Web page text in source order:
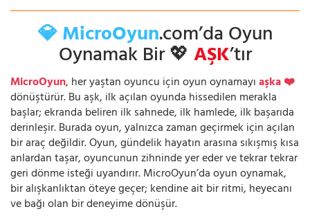
💎 MicroOyun.com’da Oyun
Oynamak Bir 💖AŞK’tır
MicroOyun, her yaştan oyuncu için oyun oynamayıaşka ❤️
dönüştürür. Bu aşk, ilk açılan oyunda hissedilen merakla
başlar; ekranda beliren ilk sahnede, ilk hamlede, ilk başarıda
derinleşir. Burada oyun, yalnızca zaman geçirmek için açılan
bir araç değildir. Oyun, gündelik hayatın arasına sıkışmış kısa
anlardan taşar, oyuncunun zihninde yer eder ve tekrar tekrar
geri dönme isteği uyandırır. MicroOyun’da oyun oynamak,
bir alışkanlıktan öteye geçer; kendine ait bir ritmi, heyecanı
ve bağı olan bir deneyime dönüşür.